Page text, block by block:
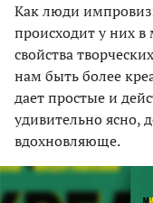
Как люди
происходит у них
свойства
нам быть более
дает простые и
удивительно ясно,
вдохновляюще.